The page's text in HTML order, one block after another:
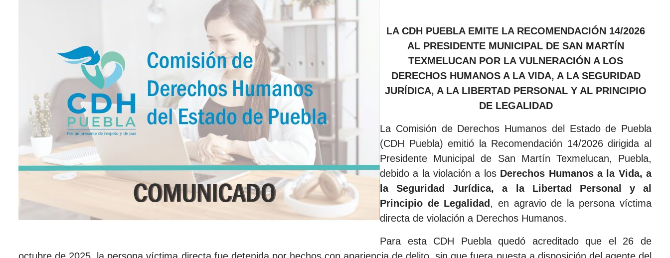
LA CDH PUEBLA EMITE LA RECOMENDACIÓN 14/2026
AL PRESIDENTE MUNICIPAL DE SAN MARTÍN
TEXMELUCAN POR LA VULNERACIÓN A LOS
DERECHOS HUMANOS A LA VIDA, A LA SEGURIDAD
JURÍDICA, A LA LIBERTAD PERSONAL Y AL PRINCIPIO
DE LEGALIDAD
La Comisión de Derechos Humanos del Estado de Puebla
(CDH Puebla) emitió la Recomendación 14/2026 dirigida al
Presidente Municipal de San Martín Texmelucan, Puebla,
debido a la violación a los Derechos Humanos a la Vida, a
la Seguridad Jurídica, a la Libertad Personal y al
Principio de Legalidad , en agravio de la persona víctima
directa de violación a Derechos Humanos.
Para esta CDH Puebla quedó acreditado que el 26 de